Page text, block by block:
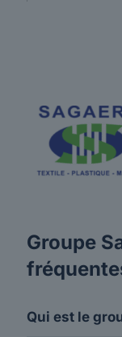
Groupe
Qui est le